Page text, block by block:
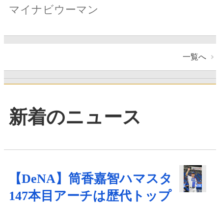
マイナビウーマン
一覧へ
新着のニュース
【DeNA】筒香嘉智ハマスタ
147本目アーチは歴代トップ